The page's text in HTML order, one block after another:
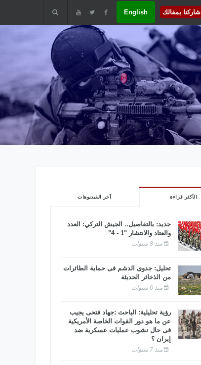
شاركنا بمقالك English
الأكثر قراءة آخر الفيديوهات
جديد: بالتفاصيل.. الجيش التركي: العدد
والعتاد والانتشار "1 - 4"
منذ 8 سنوات
تحليل: جدوى الدشم فى حماية الطائرات
من الذخائر الحديثة
منذ 6 سنوات
رؤية تحليلية: الباحث :جهاد فتحى يجيب
عن ما هو دور القوات الخاصة الأمريكية
فى حال نشوب عمليات عسكرية ضد
إيران ؟
منذ 7 سنوات